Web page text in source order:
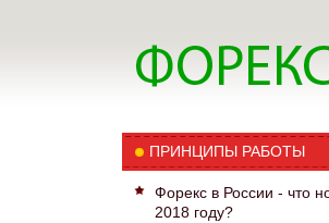
ПРИНЦИПЫ РАБОТЫ
Форекс в России - что
2018 году?